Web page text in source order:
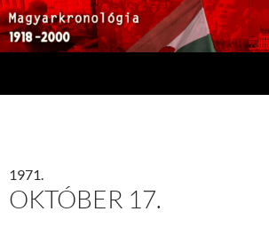
1971.
OKTÓBER 17.